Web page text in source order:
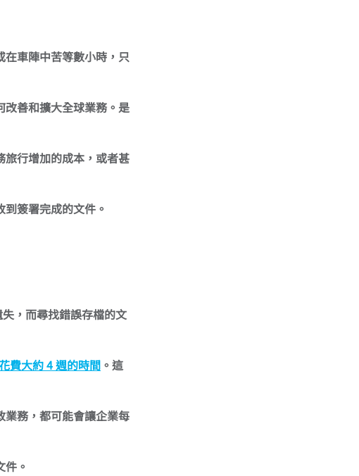
在車陣中苦等數小時，只
善和擴大全球業務。是
行增加的成本，或者甚
簽署完成的文件。
，而尋找錯誤存檔的文
費大約 4 週的時間 。這
業務，都可能會讓企業每
。